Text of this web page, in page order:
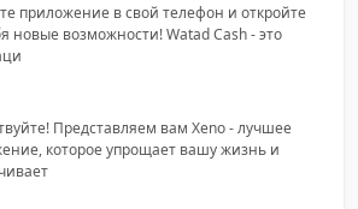
в свой телефон и откройте
новые возможности! Watad Cash - это
Представляем вам Xeno - лучшее
которое упрощает вашу жизнь и